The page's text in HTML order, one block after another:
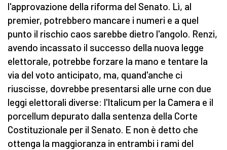
l'approvazione della riforma del Senato. Lì, al
premier, potrebbero mancare i numeri e a quel
punto il rischio caos sarebbe dietro l'angolo. Renzi,
avendo incassato il successo della nuova legge
elettorale, potrebbe forzare la mano e tentare la
via del voto anticipato, ma, quand'anche ci
riuscisse, dovrebbe presentarsi alle urne con due
leggi elettorali diverse: l'Italicum per la Camera e il
porcellum depurato dalla sentenza della Corte
Costituzionale per il Senato. E non è detto che
ottenga la maggioranza in entrambi i rami del